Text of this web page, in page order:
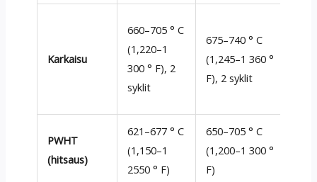
Karkaisu
660–705 ° C
(1,220–1
300 ° F), 2
syklit
675–740 ° C
(1,245–1 360 °
F), 2 syklit
PWHT
(hitsaus)
621–677 ° C
(1,150–1
2550 ° F)
650–705 ° C
(1,200–1 300 °
F)